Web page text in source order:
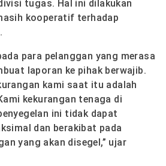
tugas. Hal ini dilakukan
kooperatif terhadap
para pelanggan yang merasa
laporan ke pihak berwajib.
kami saat itu adalah
kekurangan tenaga di
ini tidak dapat
dan berakibat pada
yang akan disegel,” ujar